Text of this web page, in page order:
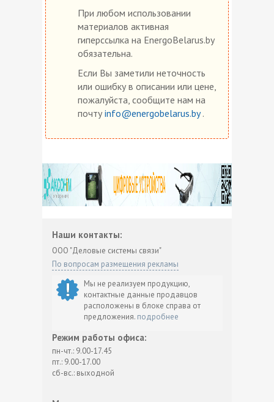
При любом использовании
материалов активная
гиперссылка на EnergoBelarus.by
обязательна.
Если Вы заметили неточность
или ошибку в описании или цене,
пожалуйста, сообщите нам на
почту info@energobelarus.by.
Наши контакты:
ООО "Деловые системы связи"
По вопросам размещения рекламы
Мы не реализуем продукцию,
контактные данные продавцов
расположены в блоке справа от
предложения. подробнее
Режим работы офиса:
пн-чт.: 9.00-17.45
пт.: 9.00-17.00
сб-вс.: выходной